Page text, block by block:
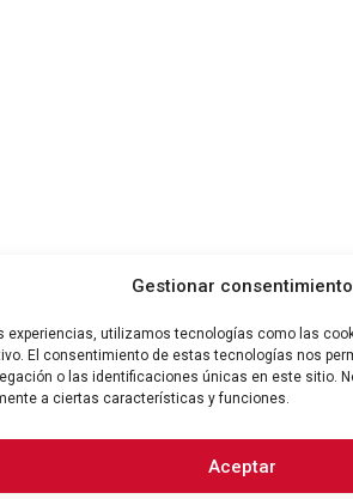
Gestionar consentimiento
experiencias, utilizamos tecnologías como las
El consentimiento de estas tecnologías nos
o las identificaciones únicas en este sitio.
a ciertas características y funciones.
Aceptar